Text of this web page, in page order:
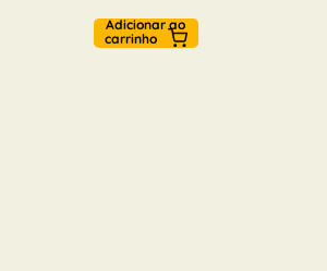
Adicionar ao
carrinho